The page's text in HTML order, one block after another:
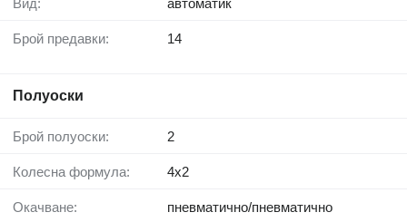
Вид: автоматик
Брой предавки: 14
Полуоски
Брой полуоски: 2
Колесна формула: 4x2
Окачване: пневматично/пневматично